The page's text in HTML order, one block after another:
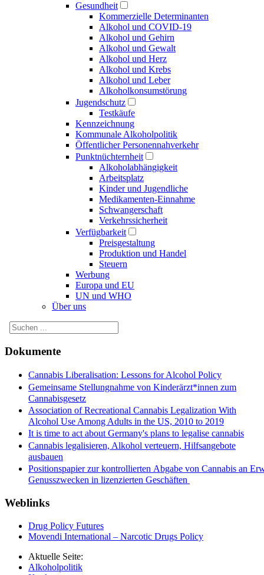
Gesundheit
Kommerzielle Determinanten
Alkohol und COVID-19
Alkohol und Gehirn
Alkohol und Gewalt
Alkohol und Herz
Alkohol und Krebs
Alkohol und Leber
Alkoholkonsumstörung
Jugendschutz
Testkäufe
Kennzeichnung
Kommunale Alkoholpolitik
Öffentlicher Personennahverkehr
Punktnüchternheit
Alkoholabhängigkeit
Arbeitsplatz
Kinder und Jugendliche
Medikamenten-Einnahme
Schwangerschaft
Verkehrssicherheit
Verfügbarkeit
Preisgestaltung
Produktion und Handel
Steuern
Werbung
Europa und EU
UN und WHO
Über uns
Dokumente
Cannabis Liberalisation: Lessons for Alcohol Policy
Gemeinsame Stellungnahme von Kinderärzt*innen zum
Cannabisgesetz
Association of Recreational Cannabis Legalization With
Alcohol Use Among Adults in the US, 2010 to 2019
It is time to act about Germany's plans to legalise cannabis
Cannabis legalisieren, Alkohol verteuern, Hilfsangebote
ausbauen
Positionspapier zur kontrollierten Abgabe von Cannabis an
Genusszwecken in lizenzierten Geschäften
Weblinks
Drug Policy Futures
Movendi International – Narcotic Drugs Policy
Aktuelle Seite:
Alkoholpolitik